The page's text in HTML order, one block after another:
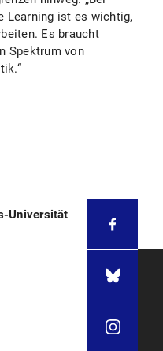
Learning ist es wichtig,
Es braucht
Spektrum von
Universität